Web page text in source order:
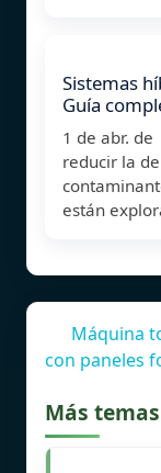
Sistemas
Guía
1 de abr.
reducir la
están
Máquina
con paneles
Más